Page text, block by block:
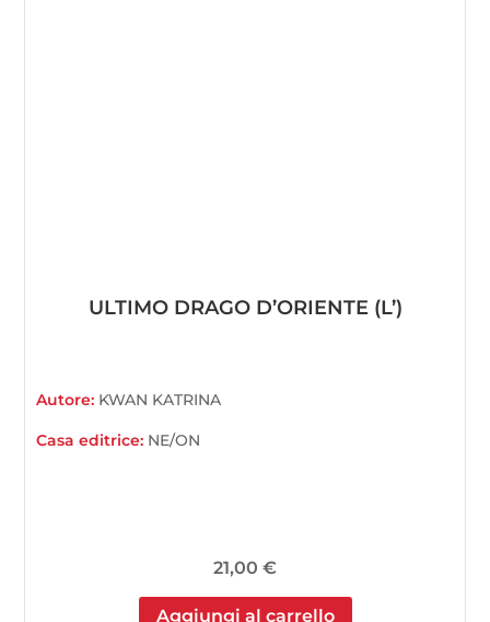
ULTIMO DRAGO D’ORIENTE (L’)
Autore: KWAN KATRINA
Casa editrice: NE/ON
21,00 €
Aggiungi al carrello